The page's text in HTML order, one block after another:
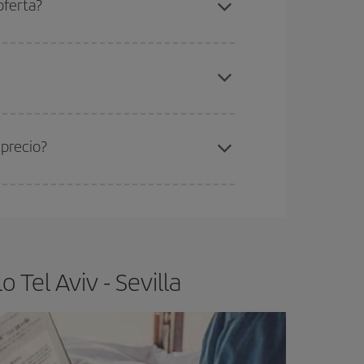
Tel Aviv - Sevilla